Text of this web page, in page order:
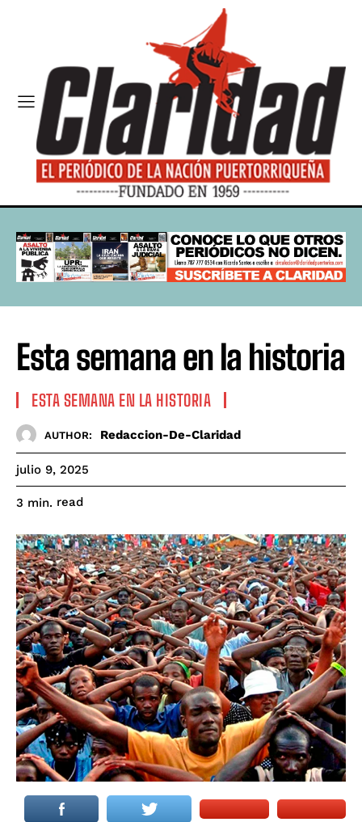
Esta semana en la historia
ESTA SEMANA EN LA HISTORIA
AUTHOR: Redaccion-De-Claridad
julio 9, 2025
3 min. read